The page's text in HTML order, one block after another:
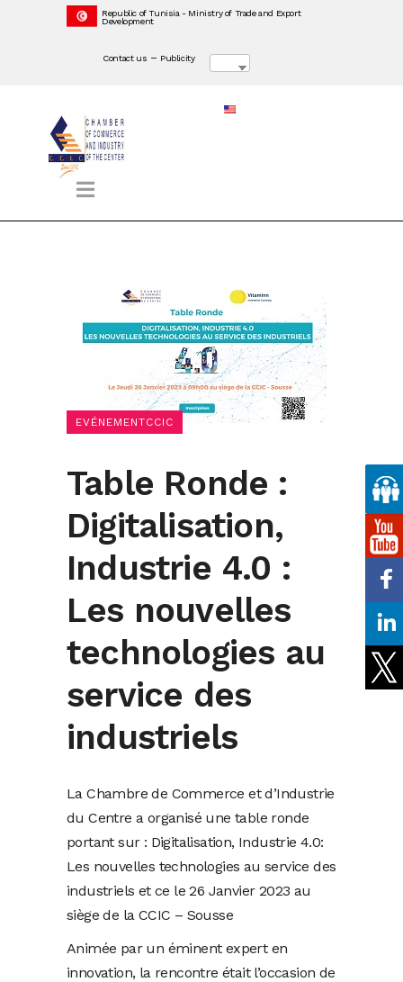
Republic of Tunisia - Ministry of Trade and Export
Development
Contact us – Publicity
EVÉNEMENTCCIC
Table Ronde :
Digitalisation,
Industrie 4.0 :
Les nouvelles
technologies au
service des
industriels
La Chambre de Commerce et d’Industrie
du Centre a organisé une table ronde
portant sur : Digitalisation, Industrie 4.0:
Les nouvelles technologies au service des
industriels et ce le 26 Janvier 2023 au
siège de la CCIC – Sousse
Animée par un éminent expert en
innovation, la rencontre était l’occasion de